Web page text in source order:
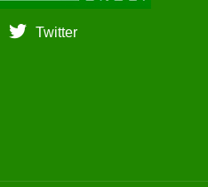
Twitter